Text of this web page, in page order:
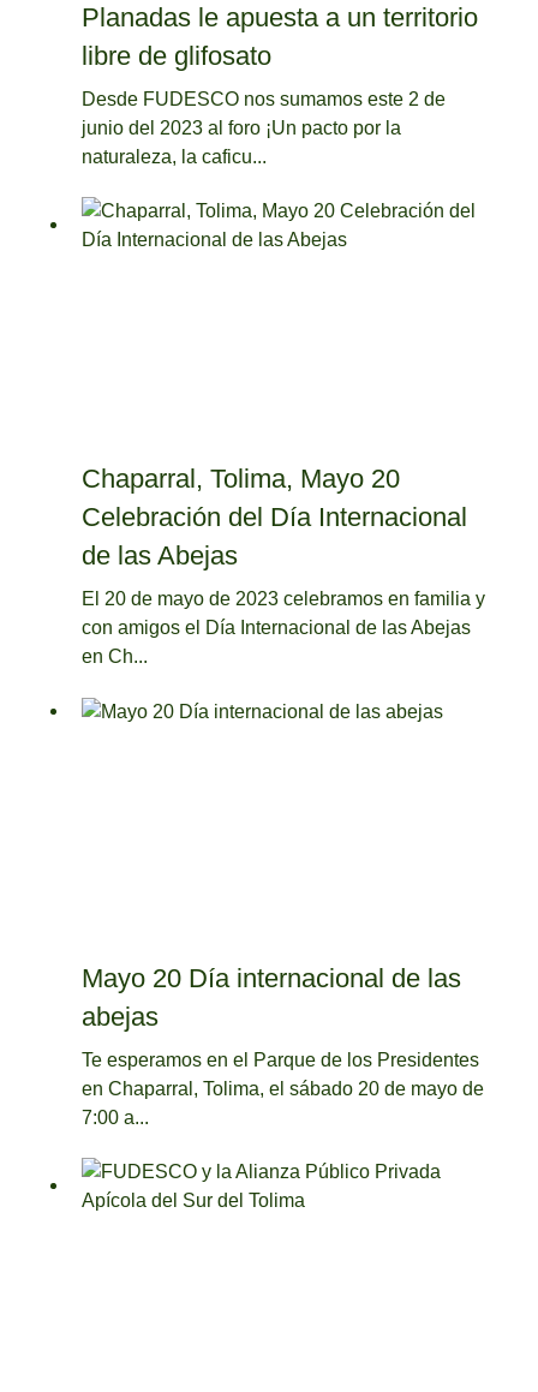
Planadas le apuesta a un territorio
libre de glifosato
Desde FUDESCO nos sumamos este 2 de
junio del 2023 al foro ¡Un pacto por la
naturaleza, la caficu...
Chaparral, Tolima, Mayo 20
Celebración del Día Internacional
de las Abejas
El 20 de mayo de 2023 celebramos en familia y
con amigos el Día Internacional de las Abejas
en Ch...
Mayo 20 Día internacional de las
abejas
Te esperamos en el Parque de los Presidentes
en Chaparral, Tolima, el sábado 20 de mayo de
7:00 a...